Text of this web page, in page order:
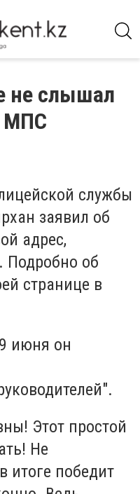
не слышал
МПС
службы
заявил об
адрес,
. Подробно об
странице в
июня он
Этот простой
Не
итоге победит